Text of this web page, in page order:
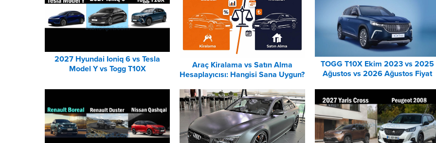
2027 Hyundai Ioniq 6 vs Tesla
Model Y vs Togg T10X
Araç Kiralama vs Satın Alma
Hesaplayıcısı: Hangisi Sana Uygun?
TOGG T10X Ekim 2023 vs 2025
Ağustos vs 2026 Ağustos Fiyat